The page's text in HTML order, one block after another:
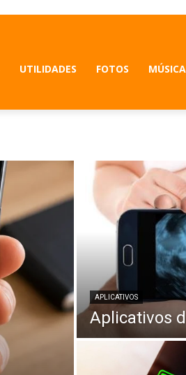
UTILIDADES FOTOS MÚSICA
APLICATIVOS
Aplicativos